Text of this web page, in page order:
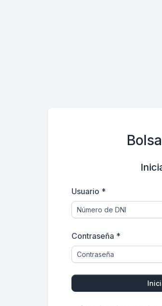
Usuario *
Contraseña *